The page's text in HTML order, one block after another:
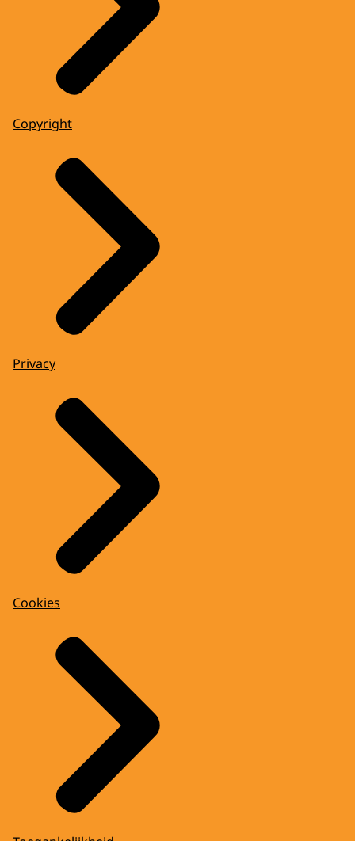
Copyright
Privacy
Cookies